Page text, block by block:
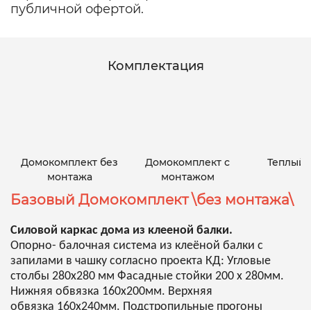
публичной офертой.
Комплектация
Домокомплект без
монтажа
Домокомплект с
монтажом
Теплый
Базовый Домокомплект \без монтажа\
Силовой каркас дома из клееной балки.
Опорно- балочная система из клеёной балки с
запилами в чашку согласно проекта КД: Угловые
столбы 280х280 мм Фасадные стойки 200 х 280мм.
Нижняя обвязка 160х200мм. Верхняя
обвязка 160х240мм. Подстропильные прогоны